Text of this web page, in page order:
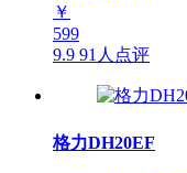
￥
599
9.9 91人点评
格力DH20EF